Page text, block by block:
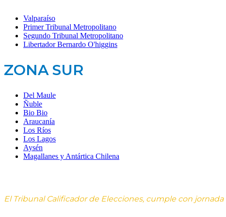
Valparaíso
Primer Tribunal Metropolitano
Segundo Tribunal Metropolitano
Libertador Bernardo O'higgins
ZONA SUR
Del Maule
Ñuble
Bio Bio
Araucanía
Los Ríos
Los Lagos
Aysén
Magallanes y Antártica Chilena
El Tribunal Calificador de Elecciones, cumple con jornada